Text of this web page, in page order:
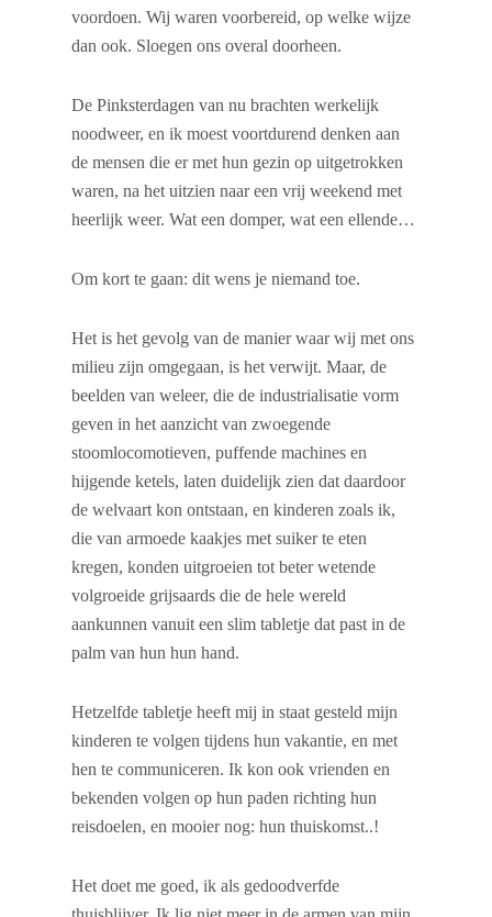
voordoen. Wij waren voorbereid, op welke wijze
dan ook. Sloegen ons overal doorheen.
De Pinksterdagen van nu brachten werkelijk
noodweer, en ik moest voortdurend denken aan
de mensen die er met hun gezin op uitgetrokken
waren, na het uitzien naar een vrij weekend met
heerlijk weer. Wat een domper, wat een ellende…
Om kort te gaan: dit wens je niemand toe.
Het is het gevolg van de manier waar wij met ons
milieu zijn omgegaan, is het verwijt. Maar, de
beelden van weleer, die de industrialisatie vorm
geven in het aanzicht van zwoegende
stoomlocomotieven, puffende machines en
hijgende ketels, laten duidelijk zien dat daardoor
de welvaart kon ontstaan, en kinderen zoals ik,
die van armoede kaakjes met suiker te eten
kregen, konden uitgroeien tot beter wetende
volgroeide grijsaards die de hele wereld
aankunnen vanuit een slim tabletje dat past in de
palm van hun hun hand.
Hetzelfde tabletje heeft mij in staat gesteld mijn
kinderen te volgen tijdens hun vakantie, en met
hen te communiceren. Ik kon ook vrienden en
bekenden volgen op hun paden richting hun
reisdoelen, en mooier nog: hun thuiskomst..!
Het doet me goed, ik als gedoodverfde